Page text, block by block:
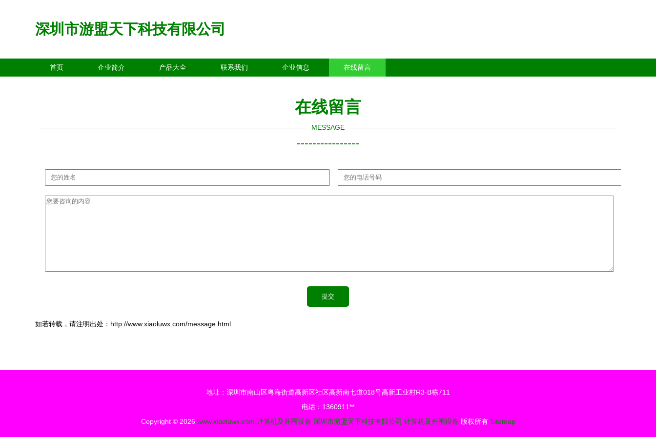
深圳市游盟天下科技有限公司
首页 企业简介 产品大全 联系我们 企业信息 在线留言
在线留言
MESSAGE
----------------
如若转载，请注明出处：http://www.xiaoluwx.com/message.html
地址：深圳市南山区粤海街道高新区社区高新南七道018号高新工业村R3-B栋711
电话：1360911**
Copyright © 2026 www.xiaoluwx.com 计算机及外围设备 深圳市游盟天下科技有限公司 计算机及外围设备 版权所有 Sitemap